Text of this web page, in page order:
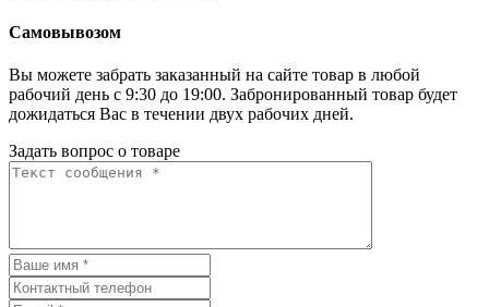
Самовывозом
Вы можете забрать заказанный на сайте товар в любой
рабочий день с 9:30 до 19:00. Забронированный товар будет
дожидаться Вас в течении двух рабочих дней.
Задать вопрос о товаре